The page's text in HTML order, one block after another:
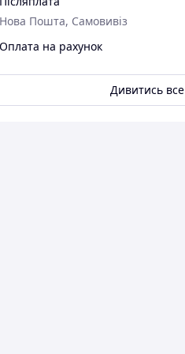
Нова Пошта, Самовивіз
Оплата на рахунок
Дивитись все